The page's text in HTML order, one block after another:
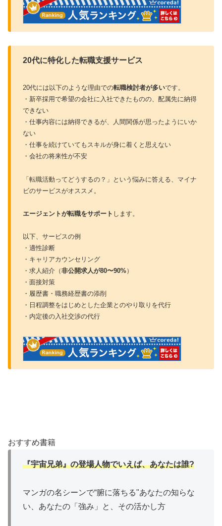
20代に特化した転職支援サービス
20代には以下のような理由での転職検討者が多いです。
・新卒採用で希望の会社に入社できたものの、配属先に納得
できない
・仕事内容には納得できるが、人間関係が思ったようにいか
ない
・仕事を続けていてもスキルが身に着くと思えない
・会社の将来性が不安
「転職活動ってどうするの？」という悩みに答える、マイナ
ビのサービスがオススメ。
エージェントが転職をサポート します。
以下、サービスの例
・適性診断
・キャリアカウンセリング
・求人紹介（非公開求人が80〜90%）
・面接対策
・履歴書・職務経歴書の添削
・日程調整をはじめとした企業とのやり取りを代行
・内定後の入社交渉の代行
おすすめ書籍
『宇宙兄弟』の登場人物でいえば、あなたは誰?
マンガの名シーンで“腑に落ちる"あなたの知らな
い、あなたの「強み」と、その活かし方